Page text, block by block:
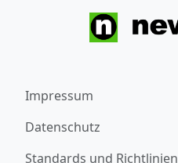
Impressum
Datenschutz
Standards und Richtlinien